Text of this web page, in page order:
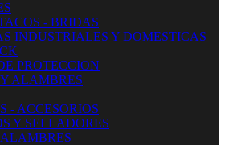
- BRIDAS
INDUSTRIALES Y DOMESTICAS
PROTECCION
ALAMBRES
- ACCESORIOS
Y SELLADORES